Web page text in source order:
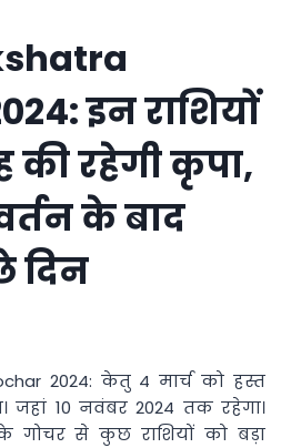
इन राशियों
की रहेगी कृपा,
के बाद
दिन
2024: केतु 4 मार्च को हस्त
जहां 10 नवंबर 2024 तक रहेगा।
गोचर से कुछ राशियों को बड़ा